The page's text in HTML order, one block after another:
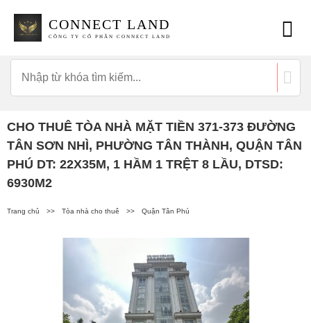
CONNECT LAND
CÔNG TY CỔ PHẦN CONNECT LAND
CHO THUÊ TÒA NHÀ MẶT TIỀN 371-373 ĐƯỜNG
TÂN SƠN NHÌ, PHƯỜNG TÂN THÀNH, QUẬN TÂN
PHÚ DT: 22X35M, 1 HẦM 1 TRỆT 8 LẦU, DTSD:
6930M2
Trang chủ >> Tòa nhà cho thuê >> Quận Tân Phú